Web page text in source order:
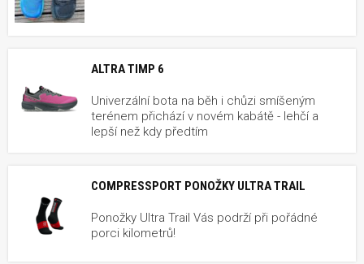
ALTRA TIMP 6
Univerzální bota na běh i chůzi smíšeným
terénem přichází v novém kabátě - lehčí a
lepší než kdy předtím
COMPRESSPORT PONOŽKY ULTRA TRAIL
Ponožky Ultra Trail Vás podrží při pořádné
porci kilometrů!